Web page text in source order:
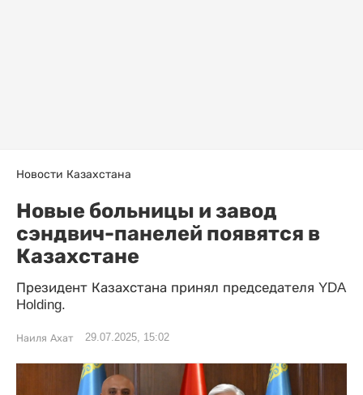
Новости Казахстана
Новые больницы и завод
сэндвич-панелей появятся в
Казахстане
Президент Казахстана принял председателя YDA
Holding.
Наиля Ахат 29.07.2025, 15:02